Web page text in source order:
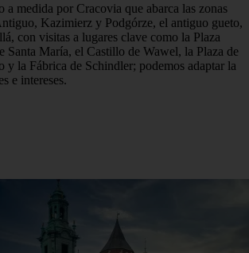
a medida por Cracovia que abarca las zonas
Kazimierz y Podgórze, el antiguo gueto,
con visitas a lugares clave como la Plaza
Santa María, el Castillo de Wawel, la Plaza de
y la Fábrica de Schindler; podemos adaptar la
e intereses.